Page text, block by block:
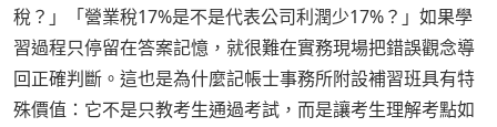
稅？」「營業稅17%是不是代表公司利潤少17%？」如果學
習過程只停留在答案記憶，就很難在實務現場把錯誤觀念導
回正確判斷。這也是為什麼記帳士事務所附設補習班具有特
殊價值：它不是只教考生通過考試，而是讓考生理解考點如